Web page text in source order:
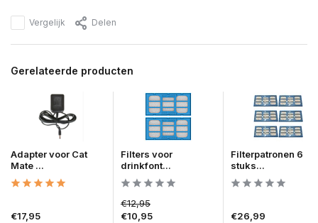
Vergelijk Delen
Gerelateerde producten
Adapter voor Cat
Mate ...
€17,95
Filters voor
drinkfont...
€12,95
€10,95
Filterpatronen 6
stuks...
€26,99